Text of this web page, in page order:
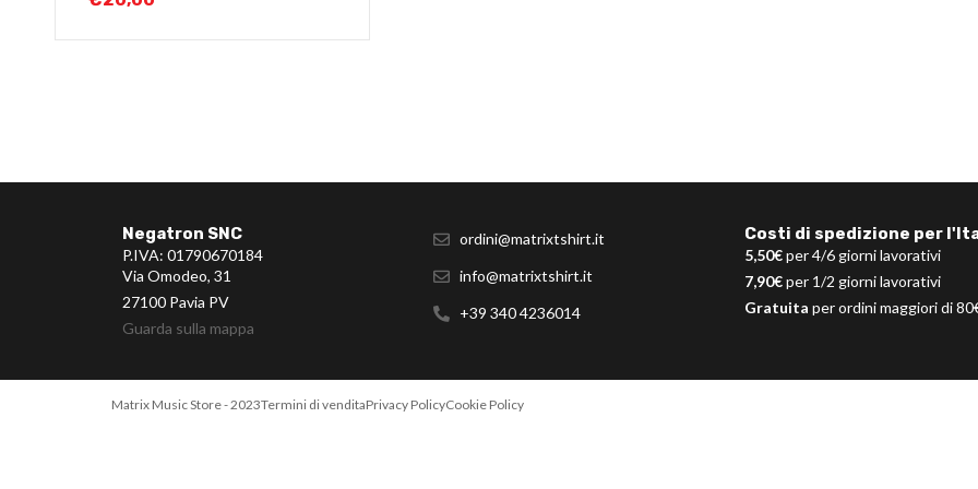
Negatron SNC
P.IVA: 01790670184
Via Omodeo, 31
27100 Pavia PV
Guarda sulla mappa
ordini@matrixtshirt.it
info@matrixtshirt.it
+39 340 4236014
Costi di spedizione per
5,50€per 4/6 giorni lavorativi
7,90€per 1/2 giorni lavorativi
Gratuita per ordini maggiori di
Matrix Music Store - 2023Termini di venditaPrivacy PolicyCookie Policy